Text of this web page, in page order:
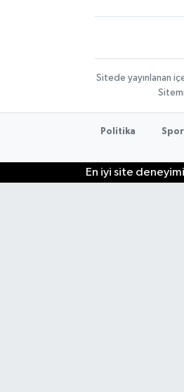
Sitede yayınlanan
Politika Spor
En iyi site